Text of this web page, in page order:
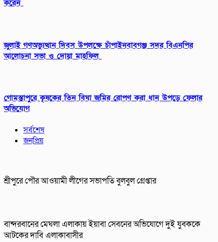
করেন
জুলাই গণঅভ্যুত্থান দিবস উপলক্ষে চাঁপাইনবাবগঞ্জ সদর বিএনপির
আলোচনা সভা ও দোয়া মাহফিল
গোমস্তাপুরে কৃষকের তিন বিঘা জমির রোপণ করা ধান উপড়ে ফেলার
অভিযোগ
সর্বশেষ
জনপ্রিয়
শ্রীপুরে পৌর আওয়ামী লীগের সভাপতি বুলবুল গ্রেপ্তার
বান্দরবানের মেঘলা এলাকায় ইয়াবা সেবনের অভিযোগে দুই যুবককে
আটকের দাবি এলাকাবাসীর